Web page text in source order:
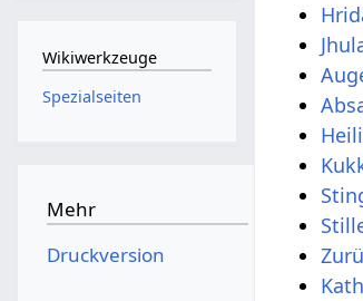
Wikiwerkzeuge
Spezialseiten
Mehr
Druckversion